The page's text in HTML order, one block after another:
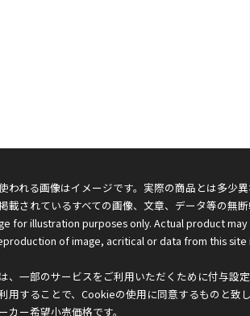
われる画像はイメージです。実際の商品とは多少
載されているすべての画像、文章、データ等の無断
for illustration purposes only. Actual product may
of image, acritical or data from this
、一部のサービスをご利用いただくために付与設
用することで、Cookieの使用に同意するものと致
ー希望小売価格です。